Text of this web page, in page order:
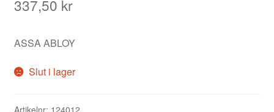
337,50 kr
ASSA ABLOY
Slut i lager